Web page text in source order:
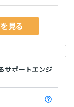
見る
サポートエンジ